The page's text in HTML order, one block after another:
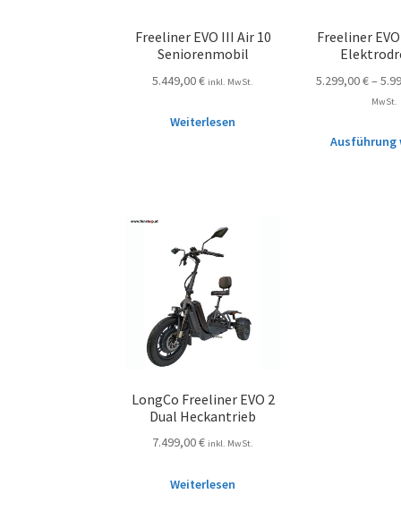
Freeliner EVO III Air 10
Seniorenmobil
5.449,00€ inkl. MwSt.
Weiterlesen
Freeliner
5.299,00€–
MwSt.
Ausführung
LongCo Freeliner EVO 2
Dual Heckantrieb
7.499,00€ inkl. MwSt.
Weiterlesen